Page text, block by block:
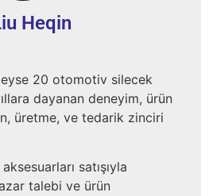
Heqin
20 otomotiv silecek
dayanan deneyim, ürün
üretme, ve tedarik zinciri
satışıyla
talebi ve ürün